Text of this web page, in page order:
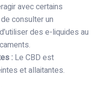
avec certains
consulter un
des e-liquides au
: Le CBD est
et allaitantes.